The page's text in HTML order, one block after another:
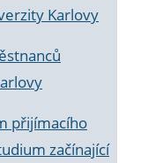
Karlovy
přijímacího
začínající